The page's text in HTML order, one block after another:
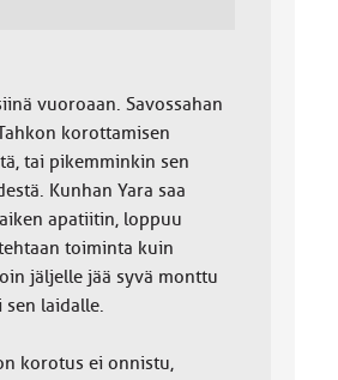
vuoroaan. Savossahan
korottamisen
tai pikemminkin sen
Kunhan Yara saa
apatiitin, loppuu
toiminta kuin
jäljelle jää syvä monttu
laidalle.
korotus ei onnistu,